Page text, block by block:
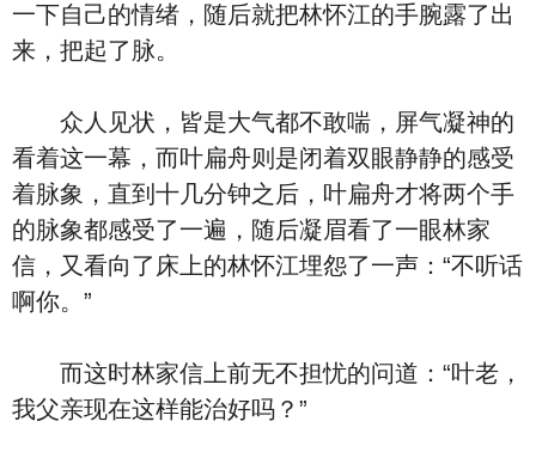
一下自己的情绪，随后就把林怀江的手腕露了出
来，把起了脉。
众人见状，皆是大气都不敢喘，屏气凝神的
看着这一幕，而叶扁舟则是闭着双眼静静的感受
着脉象，直到十几分钟之后，叶扁舟才将两个手
的脉象都感受了一遍，随后凝眉看了一眼林家
信，又看向了床上的林怀江埋怨了一声：“不听话
啊你。”
而这时林家信上前无不担忧的问道：“叶老，
我父亲现在这样能治好吗？”